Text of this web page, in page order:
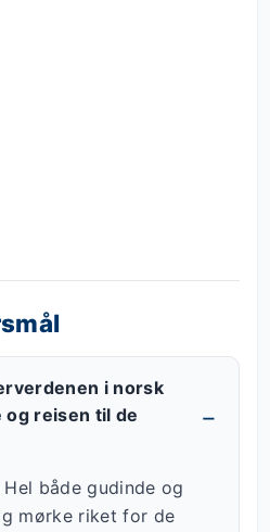
i norsk
og reisen til de
både gudinde og
mørke riket for de